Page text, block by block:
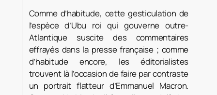
Comme d’habitude, cette gesticulation de
l’espèce d’Ubu roi qui gouverne outre-
Atlantique suscite des commentaires
effrayés dans la presse française ; comme
d’habitude encore, les éditorialistes
trouvent là l’occasion de faire par contraste
un portrait flatteur d’Emmanuel Macron.